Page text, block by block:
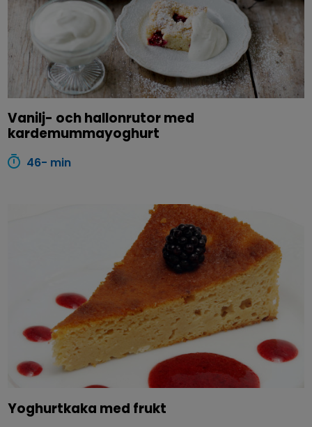
Vanilj- och hallonrutor med
kardemummayoghurt
46- min
Yoghurtkaka med frukt